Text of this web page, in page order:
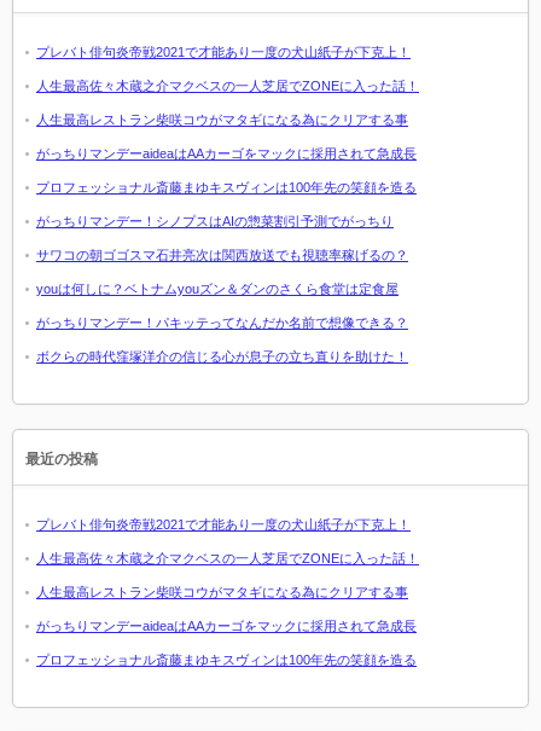
プレバト俳句炎帝戦2021で才能あり一度の犬山紙子が下克上！
人生最高佐々木蔵之介マクベスの一人芝居でZONEに入った話！
人生最高レストラン柴咲コウがマタギになる為にクリアする事
がっちりマンデーaideaはAAカーゴをマックに採用されて急成長
プロフェッショナル斎藤まゆキスヴィンは100年先の笑顔を造る
がっちりマンデー！シノプスはAIの惣菜割引予測でがっちり
サワコの朝ゴゴスマ石井亮次は関西放送でも視聴率稼げるの？
youは何しに？ベトナムyouズン＆ダンのさくら食堂は定食屋
がっちりマンデー！パキッテってなんだか名前で想像できる？
ボクらの時代窪塚洋介の信じる心が息子の立ち直りを助けた！
最近の投稿
プレバト俳句炎帝戦2021で才能あり一度の犬山紙子が下克上！
人生最高佐々木蔵之介マクベスの一人芝居でZONEに入った話！
人生最高レストラン柴咲コウがマタギになる為にクリアする事
がっちりマンデーaideaはAAカーゴをマックに採用されて急成長
プロフェッショナル斎藤まゆキスヴィンは100年先の笑顔を造る